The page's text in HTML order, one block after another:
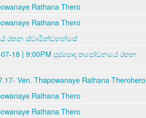
Rathana Thero
Rathana Thero
රතන ස්වාමීන්වහන්සේ
18 | 9:00PM පුජ්‍යපාද තපෝවනයේ රතන
Ven. Thapowanaye Rathana Therohero
Rathana Thero
Rathana Thero